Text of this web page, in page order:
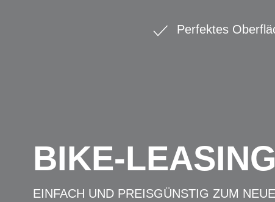
Perfektes
BIKE-LEASING
EINFACH UND PREISGÜNSTIG ZUM